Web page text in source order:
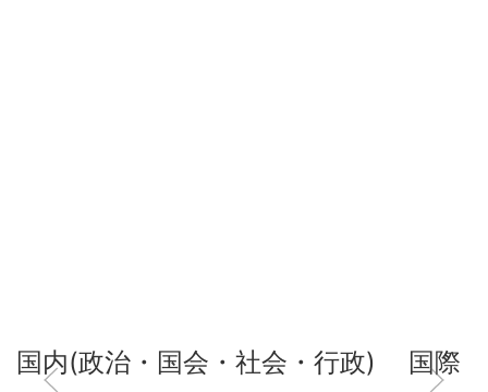
国内(政治・国会・社会・行政) 国際